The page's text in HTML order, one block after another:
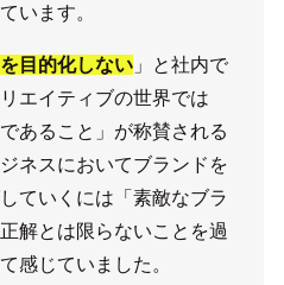
います。
目的化しない」と社内で
エイティブの世界では
あること」が称賛される
ネスにおいてブランドを
ていくには「素敵なブラ
解とは限らないことを過
感じていました。